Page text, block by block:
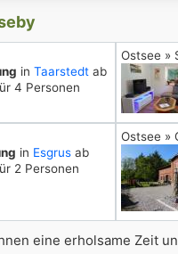
in Taarstedt ab
4 Personen
Ostsee »
in Esgrus ab
2 Personen
Ostsee »
eine erholsame Zeit